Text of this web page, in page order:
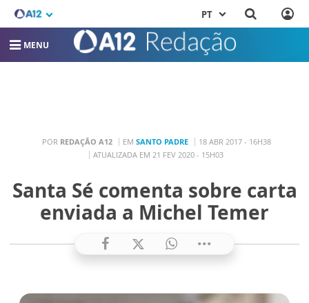
PT
MENU
POR REDAÇÃO A12 EM SANTO PADRE
18 ABR 2017 - 16H38
ATUALIZADA EM 21 FEV 2020 - 15H03
Santa Sé comenta sobre carta
enviada a Michel Temer